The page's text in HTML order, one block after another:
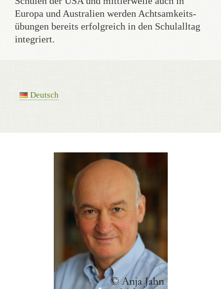
Europa und Australien werden Achtsamkeits­
übungen bereits erfolgreich in den Schulalltag
integriert.
Deutsch